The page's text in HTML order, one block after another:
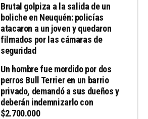
Brutal golpiza a la salida de un
boliche en Neuquén: policías
atacaron a un joven y quedaron
filmados por las cámaras de
seguridad
Un hombre fue mordido por dos
perros Bull Terrier en un barrio
privado, demandó a sus dueños y
deberán indemnizarlo con
$2.700.000